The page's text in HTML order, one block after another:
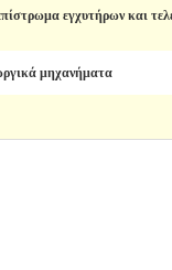
εγχυτήρων και
μηχανήματα